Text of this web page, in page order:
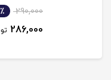
290,000
286,000